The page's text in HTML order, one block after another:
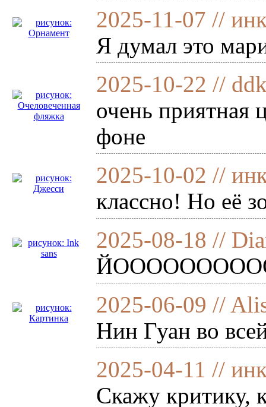
2025-11-07 //
Я думал это
2025-10-22 //
очень приятная
фоне
2025-10-02 //
классно! Но её
2025-08-18 //
2025-06-09 //
Нин Гуан во
2025-04-11 //
Скажу критику,